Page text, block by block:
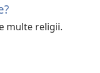
multe religii.